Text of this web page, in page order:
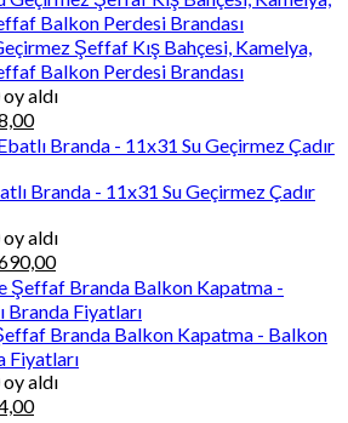
Şeffaf Kış Bahçesi, Kamelya,
Balkon Perdesi Brandası
oy aldı
Şu
andaki
₺4.608,00.
Branda - 11x31 Su Geçirmez Çadır
oy aldı
Şu
andaki
fiyat:
₺30.690,00.
Branda Balkon Kapatma - Balkon
Fiyatları
oy aldı
Şu